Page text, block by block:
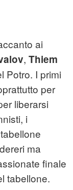
ai
, Thiem
Potro. I primi
per
liberarsi
i
ma
finale
tabellone.